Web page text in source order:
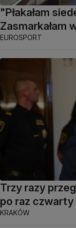
"Płakałam
Zasmarkałam
EUROSPORT
Trzy razy
po raz czwarty
KRAKÓW